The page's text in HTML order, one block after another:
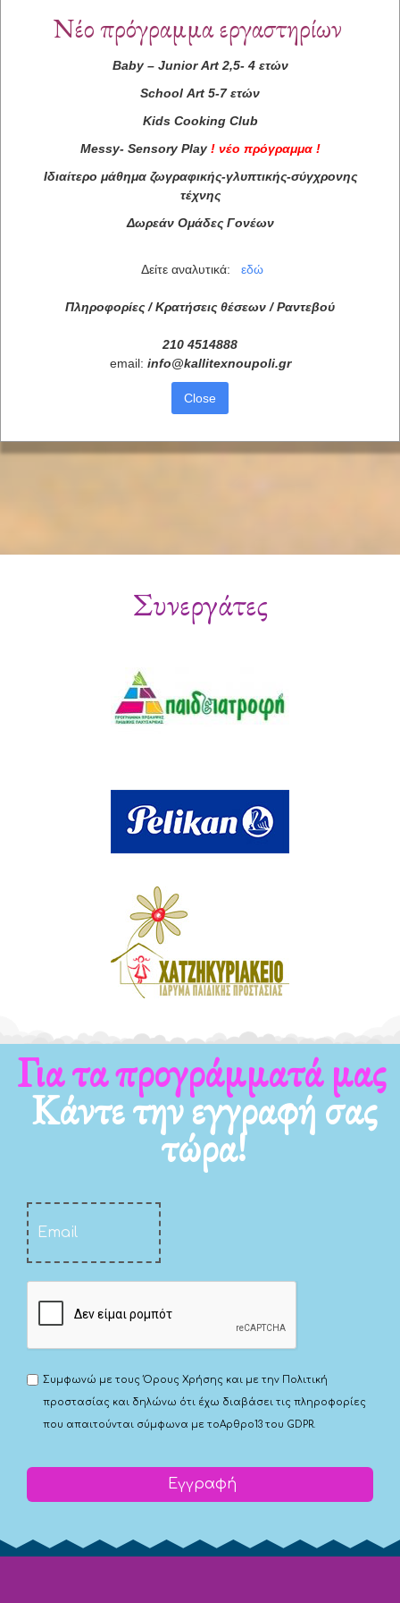
Συνεργάτες
Για τα προγράμματά μας
Κάντε την εγγραφή σας
τώρα!
Συμφωνώ με τουςΌρους Χρήσης και με την Πολιτική
προστασίας και δηλώνω ότι έχω διαβάσει τις πληροφορίες
που απαιτούνται σύμφωνα με τοΑρθρο13 του GDPR.
Εγγραφή
Νέο πρόγραμμα εργαστηρίων
Baby– Junior Art2,5- 4 ετών
School Art 5-7 ετών
Kids Cooking Club
Messy- Sensory Play ! νέο πρόγραμμα !
Ιδιαίτερο μάθημα ζωγραφικής-γλυπτικής-σύγχρονης
τέχνης
Δωρεάν Ομάδες Γονέων
Δείτε αναλυτικά: εδώ
Πληροφορίες / Κρατήσεις θέσεων / Ραντεβού
210 4514888
email: info@kallitexnoupoli.gr
Close